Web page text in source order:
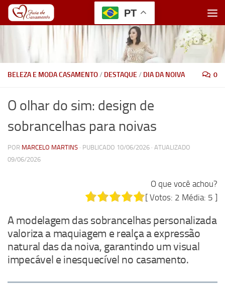
Skip to content
BELEZA E MODA CASAMENTO/ DESTAQUE/ DIA DA NOIVA 0
O olhar do sim: design de
sobrancelhas para noivas
POR MARCELO MARTINS · PUBLICADO 10/06/2026 · ATUALIZADO
09/06/2026
O que você achou?
[ Votos: 2 Média: 5 ]
A modelagem das sobrancelhas personalizada
valoriza a maquiagem e realça a expressão
natural das da noiva, garantindo um visual
impecável e inesquecível no casamento.
PT